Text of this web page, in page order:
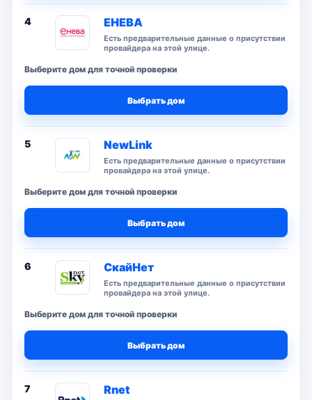
4 ЕНЕВА
Есть предварительные данные о присутствии
провайдера на этой улице.
Выберите дом для точной проверки
Выбрать дом
5 NewLink
Есть предварительные данные о присутствии
провайдера на этой улице.
Выберите дом для точной проверки
Выбрать дом
6 СкайНет
Есть предварительные данные о присутствии
провайдера на этой улице.
Выберите дом для точной проверки
Выбрать дом
7 Rnet